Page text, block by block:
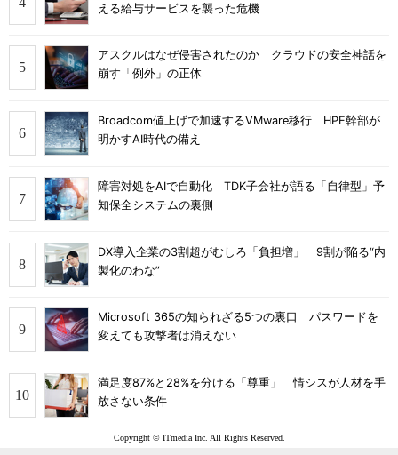
える給与サービスを襲った危機
アスクルはなぜ侵害されたのか クラウドの安全神話を
崩す「例外」の正体
Broadcom値上げで加速するVMware移行 HPE幹部が
明かすAI時代の備え
障害対処をAIで自動化 TDK子会社が語る「自律型」予
知保全システムの裏側
DX導入企業の3割超がむしろ「負担増」 9割が陥る“内
製化のわな”
Microsoft 365の知られざる5つの裏口 パスワードを
変えても攻撃者は消えない
満足度87%と28%を分ける「尊重」 情シスが人材を手
放さない条件
Copyright © ITmedia Inc. All Rights Reserved.